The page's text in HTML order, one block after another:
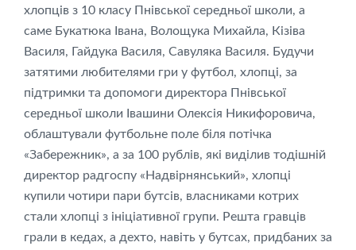
хлопців з 10 класу Пнівської середньої школи, а
саме Букатюка Івана, Волощука Михайла, Кізіва
Василя, Гайдука Василя, Савуляка Василя. Будучи
затятими любителями гри у футбол, хлопці, за
підтримки та допомоги директора Пнівської
середньої школи Івашини Олексія Никифоровича,
облаштували футбольне поле біля потічка
«Забережник», а за 100 рублів, які виділив тодішній
директор радгоспу «Надвірнянський», хлопці
купили чотири пари бутсів, власниками котрих
стали хлопці з ініціативної групи. Решта гравців
грали в кедах, а дехто, навіть у бутсах, придбаних за